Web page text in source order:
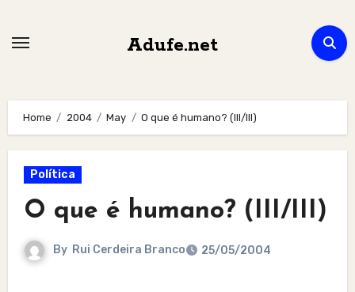
Adufe.net
Home 2004 May O que é humano? (III/III)
Política
O que é humano? (III/III)
By Rui Cerdeira Branco 25/05/2004